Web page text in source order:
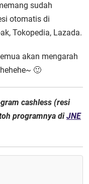
sudah
otomatis di
Tokopedia, Lazada.
akan mengarah
🙂
cashless (resi
programnya diJNE